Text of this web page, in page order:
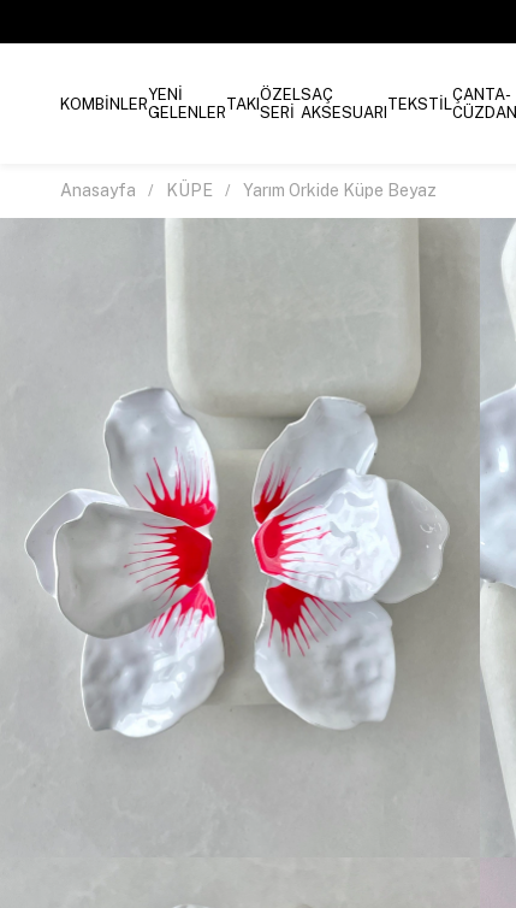
KOMBİNLERYENİ
GELENLERTAKIÖZEL
SERİ
SAÇ
AKSESUARI TEKSTİLÇANTA-
CÜZDAN
Anasayfa KÜPE Yarım Orkide Küpe Beyaz